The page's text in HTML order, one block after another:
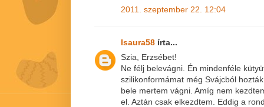
2011. szeptember 22. 12:04
Isaura58 írta...
Szia, Erzsébet!
Ne félj belevágni. Én mindenféle
szilikonformámat még Svájcból
bele mertem vágni. Amíg nem
el. Aztán csak elkezdtem. Eddig a